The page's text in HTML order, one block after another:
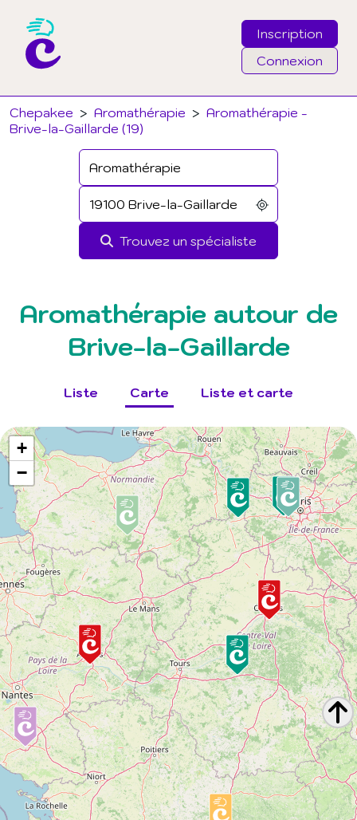
Inscription
Connexion
Chepakee > Aromathérapie > Aromathérapie -
Brive-la-Gaillarde (19)
Trouvez un spécialiste
Email
Mot de passe
J'ai oublié mon mot de passe
Connexion
Aromathérapie autour de
Brive-la-Gaillarde
Liste Carte Liste et carte
+
−